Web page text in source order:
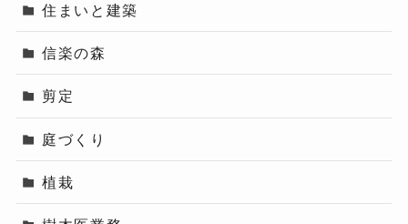
住まいと建築
信楽の森
剪定
庭づくり
植栽